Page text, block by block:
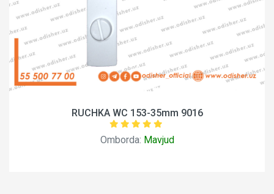
RUCHKA WC 153-35mm 9016
Omborda: Mavjud